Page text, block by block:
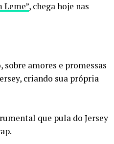
Leme”, chega hoje nas
amores e promessas
criando sua própria
que pula do Jersey